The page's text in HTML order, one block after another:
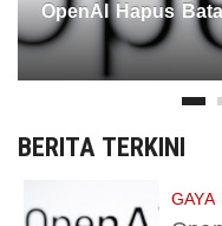
OpenAI Hapus
BERITA TERKINI
GAYA